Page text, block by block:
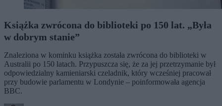
Książka zwrócona do biblioteki po 150 lat. „Była
w dobrym stanie”
Znaleziona w kominku książka została zwrócona do biblioteki w
Australii po 150 latach. Przypuszcza się, że za jej przetrzymanie był
odpowiedzialny kamieniarski czeladnik, który wcześniej pracował
przy budowie parlamentu w Londynie – poinformowała agencja
BBC.